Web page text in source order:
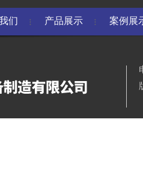
们 产品展示 案例展